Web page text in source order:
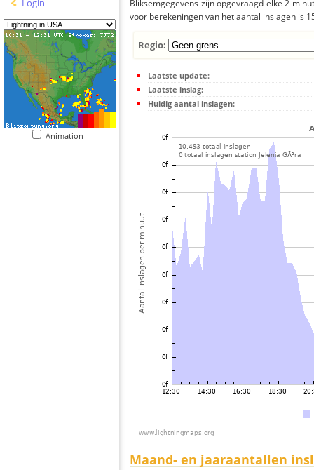
Login
Animation
Bliksemgegevens zijn opgevraagd elke 2
voor berekeningen van het aantal inslagen is
Regio:
Laatste update:
Laatste inslag:
Huidig aantal inslagen:
Maand- en jaaraantallen